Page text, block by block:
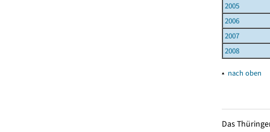
2005
2006
2007
2008
▴ nach oben
Das